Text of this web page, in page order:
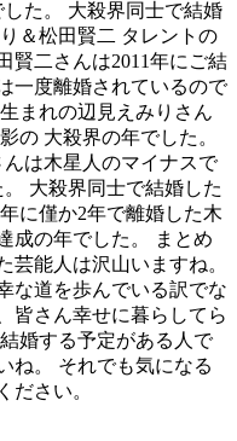
た。 大殺界同士で結婚
＆松田賢二 タレントの
賢二さんは2011年にご結
一度離婚されているので
まれの辺見えみりさん
の 大殺界の年でした。
んは木星人のマイナスで
大殺界同士で結婚した
に僅か2年で離婚した木
成の年でした。 まとめ
芸能人は沢山いますね。
な道を歩んでいる訳でな
皆さん幸せに暮らしてら
婚する予定がある人で
ね。 それでも気になる
ださい。